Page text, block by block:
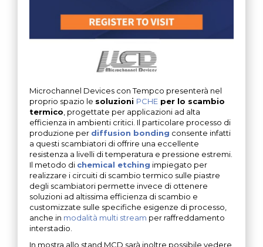
Microchannel Devices con Tempco presenterà nel
proprio spazio le soluzioni PCHE per lo scambio
termico , progettate per applicazioni ad alta
efficienza in ambienti critici. Il particolare processo di
produzione per diffusion bonding consente infatti
a questi scambiatori di offrire una eccellente
resistenza a livelli di temperatura e pressione estremi.
Il metodo di chemical etching impiegato per
realizzare i circuiti di scambio termico sulle piastre
degli scambiatori permette invece di ottenere
soluzioni ad altissima efficienza di scambio e
customizzate sulle specifiche esigenze di processo,
anche in modalità multi stream per raffreddamento
interstadio.
In mostra allo stand MCD sarà inoltre possibile vedere